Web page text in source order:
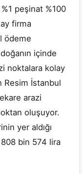
%1 peşinat %100
ay firma
ödeme
içinde
noktalara kolay
Resim İstanbul
arazi
oluşuyor.
yer aldığı
bin 574 lira